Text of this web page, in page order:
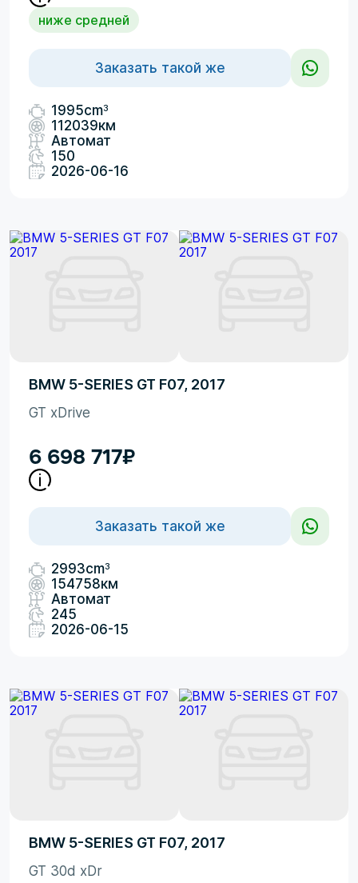
ниже средней
Заказать такой же
1995cm3
112039км
Автомат
150
2026-06-16
BMW 5-SERIES GT F07, 2017
GT xDrive
6 698 717₽
Заказать такой же
2993cm3
154758км
Автомат
245
2026-06-15
BMW 5-SERIES GT F07, 2017
GT 30d xDr